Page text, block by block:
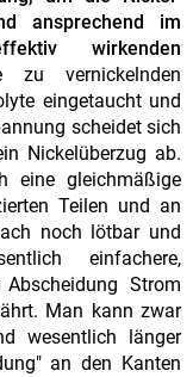
ansprechend im
wirkenden
vernickelnden
eingetaucht und
scheidet sich
Nickelüberzug ab.
eine gleichmäßige
Teilen und an
noch lötbar und
einfachere,
Strom
Man kann zwar
wesentlich länger
an den Kanten